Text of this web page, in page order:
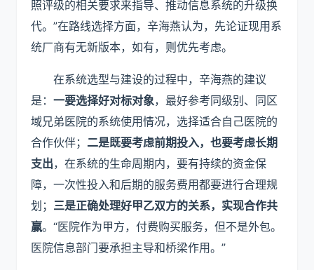
照评级的相关要求来指导、推动信息系统的升级换
代。”在路线选择方面，辛海燕认为，先论证现用系
统厂商有无新版本，如有，则优先考虑。
在系统选型与建设的过程中，辛海燕的建议
是： 一要选择好对标对象，最好参考同级别、同区
域兄弟医院的系统使用情况，选择适合自己医院的
合作伙伴； 二是既要考虑前期投入，也要考虑长期
支出，在系统的生命周期内，要有持续的资金保
障，一次性投入和后期的服务费用都要进行合理规
划； 三是正确处理好甲乙双方的关系，实现合作共
赢。“医院作为甲方，付费购买服务，但不是外包。
医院信息部门要承担主导和桥梁作用。”